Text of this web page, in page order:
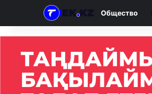
Общество